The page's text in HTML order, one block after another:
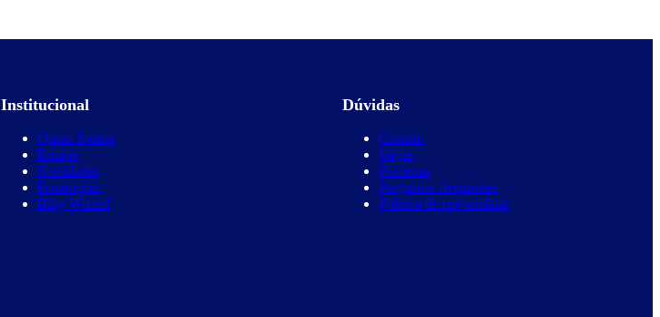
Institucional
Quem Somos
Equipe
Novidades
Promoções
Blog Wizard
Dúvidas
Contato
Vagas
Parcerias
Perguntas frequentes
Política de privacidade